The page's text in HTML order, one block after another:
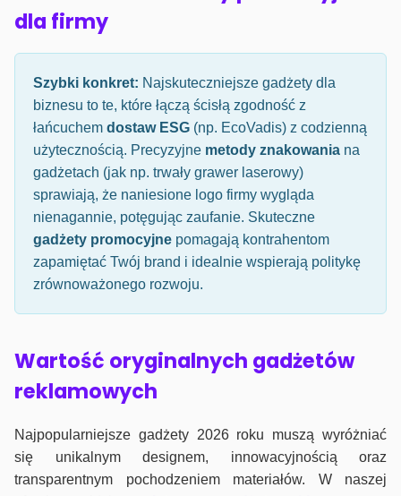
dla firmy
Szybki konkret: Najskuteczniejsze gadżety dla
biznesu to te, które łączą ścisłą zgodność z
łańcuchem dostaw ESG (np. EcoVadis) z codzienną
użytecznością. Precyzyjne metody znakowania na
gadżetach (jak np. trwały grawer laserowy)
sprawiają, że naniesione logo firmy wygląda
nienagannie, potęgując zaufanie. Skuteczne
gadżety promocyjne pomagają kontrahentom
zapamiętać Twój brand i idealnie wspierają politykę
zrównoważonego rozwoju.
Wartość oryginalnych gadżetów
reklamowych
Najpopularniejsze gadżety 2026 roku muszą wyróżniać
się unikalnym designem, innowacyjnością oraz
transparentnym pochodzeniem materiałów. W naszej